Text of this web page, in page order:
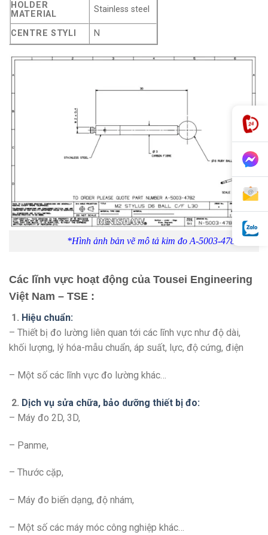
HOLDER
MATERIAL
Stainless steel
CENTRE STYLI N
*Hình ảnh bản vẽ mô tả kim đo A-5003-4782
Các lĩnh vực hoạt động của Tousei Engineering
Việt Nam – TSE :
1. Hiệu chuẩn:
– Thiết bị đo lường liên quan tới các lĩnh vực như độ dài,
khối lượng, lý hóa-mẫu chuẩn, áp suất, lực, độ cứng, điện
– Một số các lĩnh vực đo lường khác…
2. Dịch vụ sửa chữa, bảo dưỡng thiết bị đo:
– Máy đo 2D, 3D,
– Panme,
– Thước cặp,
– Máy đo biến dạng, độ nhám,
– Một số các máy móc công nghiệp khác…